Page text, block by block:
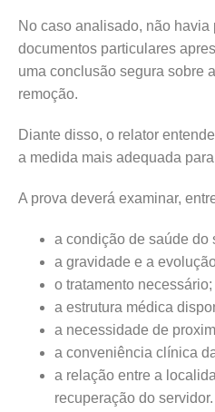
No caso analisado, não
documentos particulares
uma conclusão segura sobre
remoção.
Diante disso, o relator
a medida mais adequada
A prova deverá examinar,
a condição de saúde do
a gravidade e a
o tratamento necessário;
a estrutura médica
a necessidade de
a conveniência clínica
a relação entre a
recuperação do servidor.